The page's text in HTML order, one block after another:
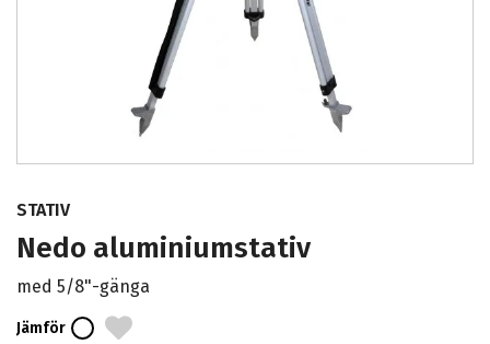
STATIV
Nedo aluminiumstativ
med 5/8"-gänga
Jämför